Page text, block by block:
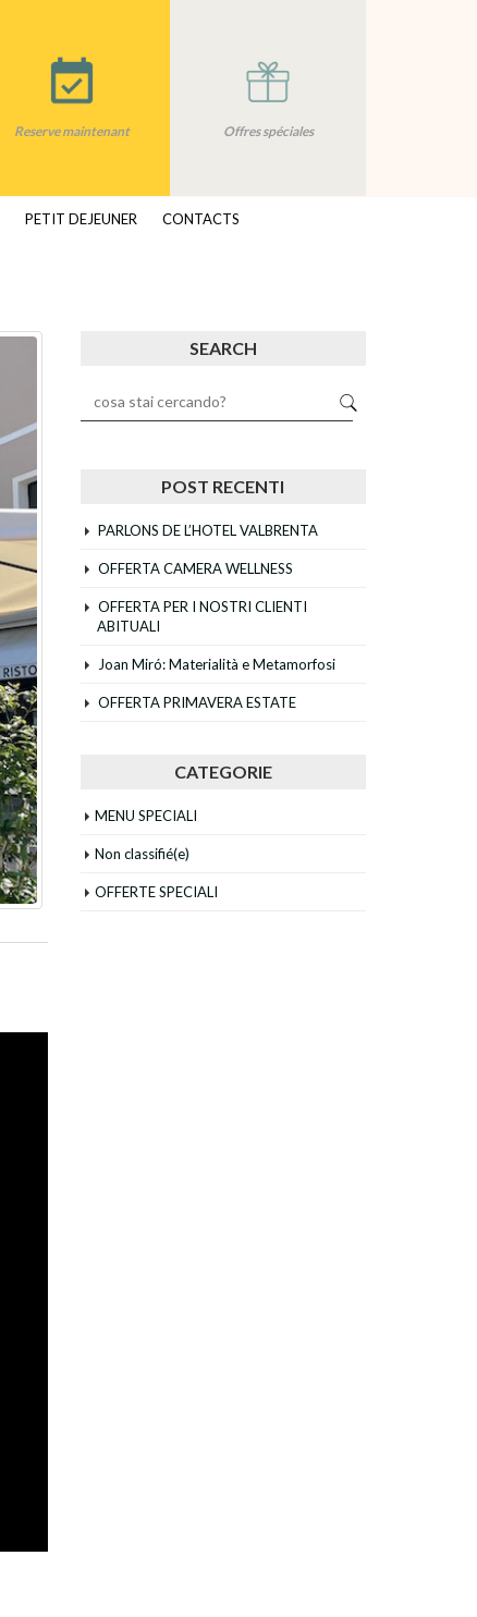
Offres spéciales
Reserve maintenant
PETIT DEJEUNER CONTACTS
SEARCH
POST RECENTI
PARLONS DE L’HOTEL VALBRENTA
OFFERTA CAMERA WELLNESS
OFFERTA PER I NOSTRI CLIENTI
ABITUALI
Joan Miró: Materialità e Metamorfosi
OFFERTA PRIMAVERA ESTATE
CATEGORIE
MENU SPECIALI
Non classifié(e)
OFFERTE SPECIALI